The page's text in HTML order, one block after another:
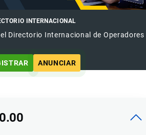
INTERNACIONAL
Directorio Internacional de Operadores
ANUNCIAR